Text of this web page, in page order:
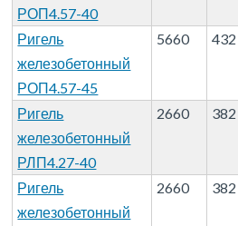
РОП4.57-40
Ригель
железобетонный
РОП4.57-45
5660 432
Ригель
железобетонный
РЛП4.27-40
2660 382
Ригель
железобетонный
2660 382